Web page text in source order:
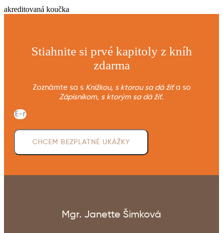
akreditovaná koučka
Stiahnite si prvé kapitoly z kníh
zdarma
Zoznámte sa s Knižkou, s ktorou sa dá žiťa so
Zápisníkom, s ktorým sa dá žiť.
CHCEM BEZPLATNÉ UKÁŽKY
Mgr. Janette Šimková